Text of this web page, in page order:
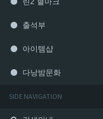
출석부
아이템샵
다낭밤문화
SIDE NAVIGATION